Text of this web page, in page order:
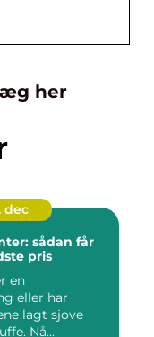
her
dec
sådan får
pris
en
eller har
lagt sjove
Nå...